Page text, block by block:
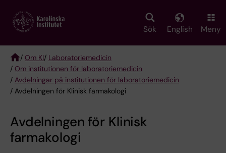
main
Sök English Meny
Breadcrumb
/ Om KI/ Laboratoriemedicin
/ Om institutionen för laboratoriemedicin
/ Avdelningar på institutionen för laboratoriemedicin
/ Avdelningen för Klinisk farmakologi
Avdelningen för Klinisk
farmakologi